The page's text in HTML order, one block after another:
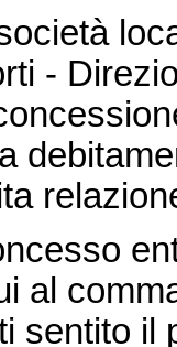
-
al
sentito il